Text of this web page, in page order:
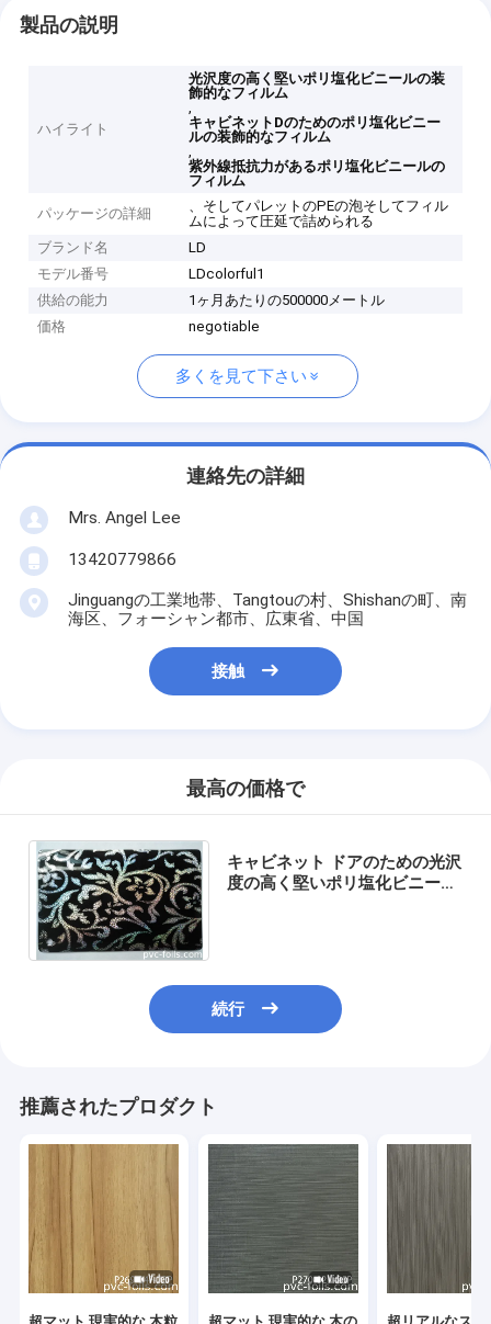
製品の説明
ハイライト
光沢度の高く堅いポリ塩化ビニールの装
飾的なフィルム
,
キャビネットDのためのポリ塩化ビニー
ルの装飾的なフィルム
,
紫外線抵抗力があるポリ塩化ビニールの
フィルム
パッケージの詳細
、そしてパレットのPEの泡そしてフィル
ムによって圧延で詰められる
ブランド名
LD
モデル番号
LDcolorful1
供給の能力
1ヶ月あたりの500000メートル
価格
negotiable
多くを見て下さい
連絡先の詳細
Mrs. Angel Lee
13420779866
Jinguangの工業地帯、Tangtouの村、Shishanの町、南
海区、フォーシャン都市、広東省、中国
接触
最高の価格で
キャビネット ドアのための光沢
度の高く堅いポリ塩化ビニール
続行
推薦されたプロダクト